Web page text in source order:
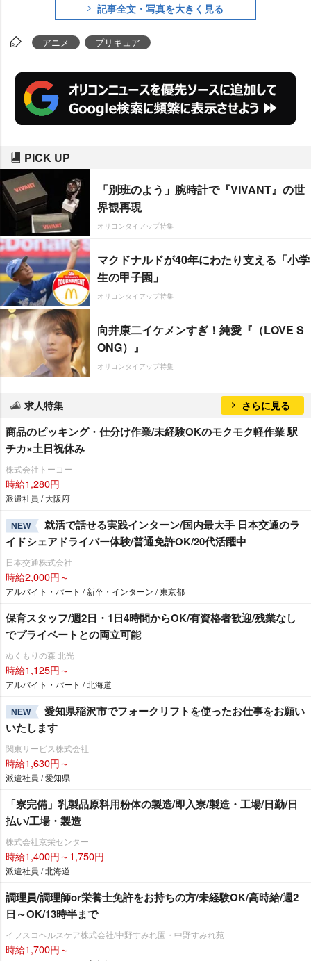
記事全文・写真を大きく見る
アニメ プリキュア
PICK UP
「別班のよう」腕時計で『VIVANT』の世
界観再現
オリコンタイアップ特集
マクドナルドが40年にわたり支える「小学
生の甲子園」
オリコンタイアップ特集
向井康二イケメンすぎ！純愛『（LOVE S
ONG）』
オリコンタイアップ特集
求人特集 さらに見る
商品のピッキング・仕分け作業/未経験OKのモクモク軽作業 駅
チカ×土日祝休み
株式会社トーコー
時給1,280円
派遣社員 / 大阪府
NEW
就活で話せる実践インターン/国内最大手 日本交通のラ
イドシェアドライバー体験/普通免許OK/20代活躍中
日本交通株式会社
時給2,000円～
アルバイト・パート / 新卒・インターン / 東京都
保育スタッフ/週2日・1日4時間からOK/有資格者歓迎/残業なし
でプライベートとの両立可能
ぬくもりの森 北光
時給1,125円～
アルバイト・パート / 北海道
NEW
愛知県稲沢市でフォークリフトを使ったお仕事をお願い
いたします
関東サービス株式会社
時給1,630円～
派遣社員 / 愛知県
「寮完備」乳製品原料用粉体の製造/即入寮/製造・工場/日勤/日
払い/工場・製造
株式会社京栄センター
時給1,400円～1,750円
派遣社員 / 北海道
調理員/調理師or栄養士免許をお持ちの方/未経験OK/高時給/週2
日～OK/13時半まで
イフスコヘルスケア株式会社/中野すみれ園・中野すみれ苑
時給1,700円～